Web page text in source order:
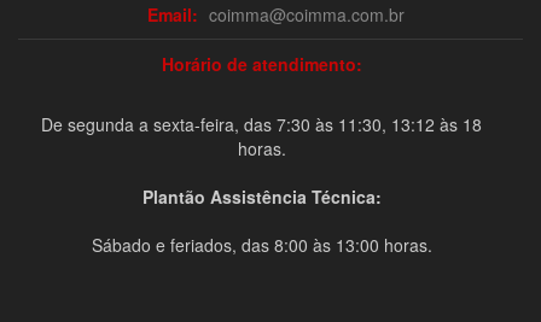
Email: coimma@coimma.com.br
Horário de atendimento:
De segunda a sexta-feira, das 7:30 às 11:30, 13:12 às 18
horas.
Plantão Assistência Técnica:
Sábado e feriados, das 8:00 às 13:00 horas.